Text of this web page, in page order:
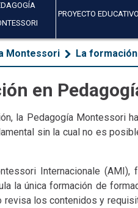
PROYECTO EDUCATIVO
Montessori La
en
la Pedagogía Montessori
sin la cual no es
Internacionale
la única formación de
revisa los contenidos y